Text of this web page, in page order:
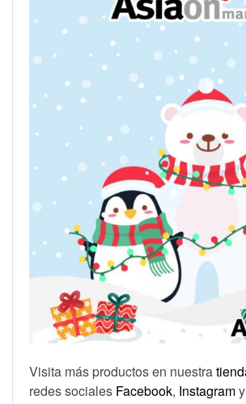
Visita más productos en nuestra
redes sociales Facebook, Instagramy